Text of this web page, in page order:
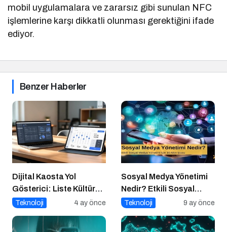
mobil uygulamalara ve zararsız gibi sunulan NFC
işlemlerine karşı dikkatli olunması gerektiğini ifade
ediyor.
Benzer Haberler
Dijital Kaosta Yol
Gösterici: Liste Kültürü
ve İnteraktif Çözümlerin
Teknoloji 4 ay önce
Sosyal Medya Yönetimi
Nedir? Etkili Sosyal
Medya Yönetimi İçin 10
Teknoloji 9 ay önce